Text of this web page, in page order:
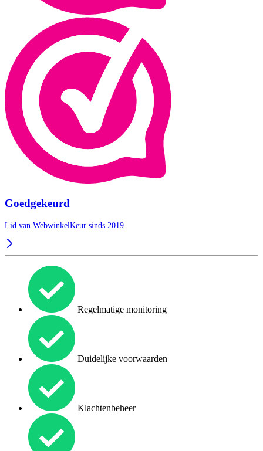
Goedgekeurd
Lid van WebwinkelKeur sinds 2019
Regelmatige monitoring
Duidelijke voorwaarden
Klachtenbeheer